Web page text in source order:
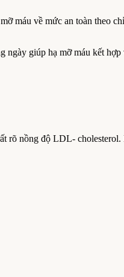
máu về mức an toàn theo
ngày giúp hạ mỡ máu kết hợp
rõ nồng độ LDL- cholesterol.